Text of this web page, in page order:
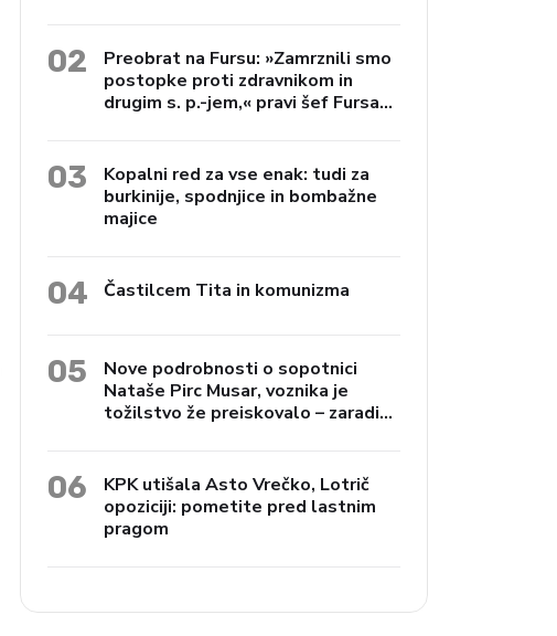
02
Preobrat na Fursu: »Zamrznili smo
postopke proti zdravnikom in
drugim s. p.-jem,« pravi šef Fursa
03
Kopalni red za vse enak: tudi za
burkinije, spodnjice in bombažne
majice
04 Častilcem Tita in komunizma
05
Nove podrobnosti o sopotnici
Nataše Pirc Musar, voznika je
tožilstvo že preiskovalo – zaradi
06
KPK utišala Asto Vrečko, Lotrič
opoziciji: pometite pred lastnim
pragom